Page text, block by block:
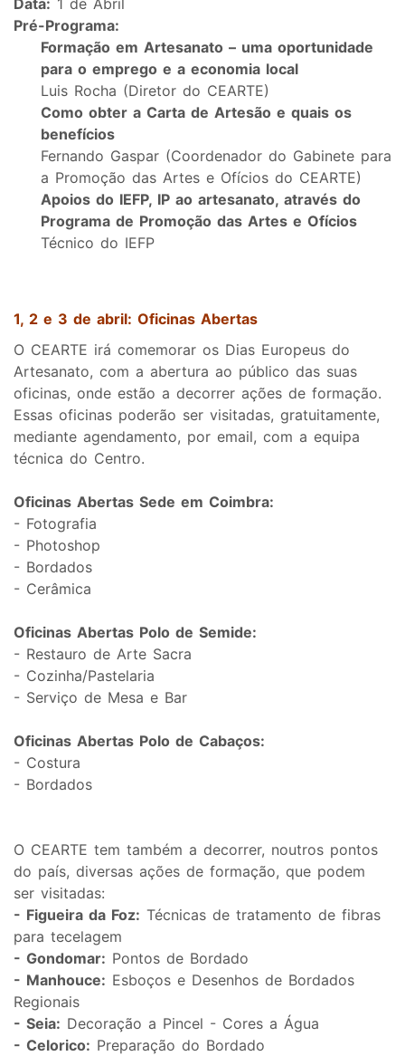
Data: 1 de Abril
Pré-Programa:
Formação em Artesanato – uma oportunidade
para o emprego e a economia local
Luis Rocha (Diretor do CEARTE)
Como obter a Carta de Artesão e quais os
benefícios
Fernando Gaspar (Coordenador do Gabinete para
a Promoção das Artes e Ofícios do CEARTE)
Apoios do IEFP, IP ao artesanato, através do
Programa de Promoção das Artes e Ofícios
Técnico do IEFP
1, 2 e 3 de abril: Oficinas Abertas
O CEARTE irá comemorar os Dias Europeus do
Artesanato, com a abertura ao público das suas
oficinas, onde estão a decorrer ações de formação.
Essas oficinas poderão ser visitadas, gratuitamente,
mediante agendamento, por email, com a equipa
técnica do Centro.
Oficinas Abertas Sede em Coimbra:
- Fotografia
- Photoshop
- Bordados
- Cerâmica
Oficinas Abertas Polo de Semide:
- Restauro de Arte Sacra
- Cozinha/Pastelaria
- Serviço de Mesa e Bar
Oficinas Abertas Polo de Cabaços:
- Costura
- Bordados
O CEARTE tem também a decorrer, noutros pontos
do país, diversas ações de formação, que podem
ser visitadas:
- Figueira da Foz: Técnicas de tratamento de fibras
para tecelagem
- Gondomar: Pontos de Bordado
- Manhouce: Esboços e Desenhos de Bordados
Regionais
- Seia: Decoração a Pincel - Cores a Água
- Celorico: Preparação do Bordado